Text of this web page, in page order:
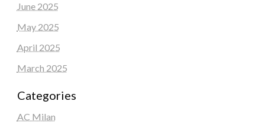
June 2025
May 2025
April 2025
March 2025
Categories
AC Milan